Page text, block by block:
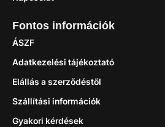
Fontos információk
ÁSZF
Adatkezelési tájékoztató
Elállás a szerződéstől
Szállítási információk
Gyakori kérdések